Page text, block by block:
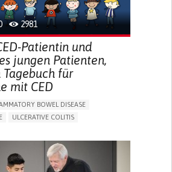
2981
Patientin und
jungen Patienten,
für
mit CED
BOWEL DISEASE
ULCERATIVE COLITIS
FATIGUE FEVER
ABDOMINAL PAIN
VOMITING (REGURGITATION)
ENHANCING HEALTH LITERACY